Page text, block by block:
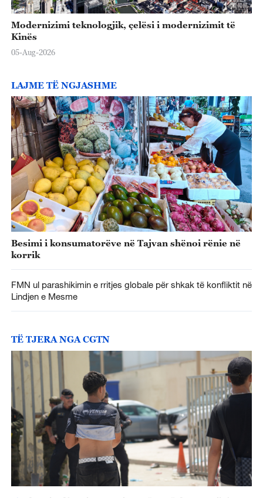
Modernizimi teknologjik, çelësi i modernizimit të
Kinës
05-Aug-2026
LAJME TË NGJASHME
Besimi i konsumatorëve në Tajvan shënoi rënie në
korrik
FMN ul parashikimin e rritjes globale për shkak të konfliktit në
Lindjen e Mesme
TË TJERA NGA CGTN